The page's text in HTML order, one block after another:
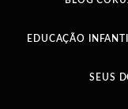
EDUCAÇÃO
SEUS